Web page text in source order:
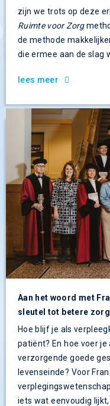
zijn we trots op deze
Ruimte voor Zorg
de methode
die ermee aan de slag
lees meer
Aan het woord met
sleutel tot betere
Hoe blijf je als
patiënt? En hoe voer
verzorgende goede
levenseinde? Voor
iets wat eenvoudig